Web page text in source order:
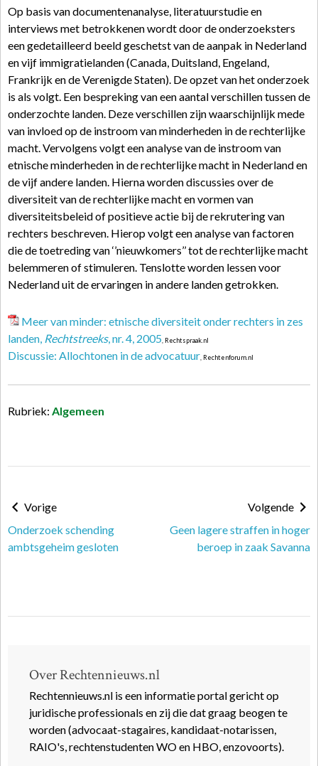
Op basis van documentenanalyse, literatuurstudie en
interviews met betrokkenen wordt door de onderzoeksters
een gedetailleerd beeld geschetst van de aanpak in Nederland
en vijf immigratielanden (Canada, Duitsland, Engeland,
Frankrijk en de Verenigde Staten). De opzet van het onderzoek
is als volgt. Een bespreking van een aantal verschillen tussen de
onderzochte landen. Deze verschillen zijn waarschijnlijk mede
van invloed op de instroom van minderheden in de rechterlijke
macht. Vervolgens volgt een analyse van de instroom van
etnische minderheden in de rechterlijke macht in Nederland en
de vijf andere landen. Hierna worden discussies over de
diversiteit van de rechterlijke macht en vormen van
diversiteitsbeleid of positieve actie bij de rekrutering van
rechters beschreven. Hierop volgt een analyse van factoren
die de toetreding van ‘’nieuwkomers’’ tot de rechterlijke macht
belemmeren of stimuleren. Tenslotte worden lessen voor
Nederland uit de ervaringen in andere landen getrokken.
Meer van minder: etnische diversiteit onder rechters in zes
landen, Rechtstreeks, nr. 4, 2005 , Rechtspraak.nl
Discussie: Allochtonen in de advocatuur , Rechtenforum.nl
Rubriek: Algemeen
Vorige
Onderzoek schending
ambtsgeheim gesloten
Volgende
Geen lagere straffen in hoger
beroep in zaak Savanna
Over Rechtennieuws.nl
Rechtennieuws.nl is een informatie portal gericht op
juridische professionals en zij die dat graag beogen te
worden (advocaat-stagaires, kandidaat-notarissen,
RAIO's, rechtenstudenten WO en HBO, enzovoorts).